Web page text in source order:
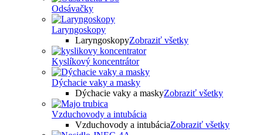
Odsávačky
Laryngoskopy
LaryngoskopyZobraziť všetky
Kyslíkový koncentrátor
Dýchacie vaky a masky
Dýchacie vaky a maskyZobraziť všetky
Vzduchovody a intubácia
Vzduchovody a intubáciaZobraziť všetky